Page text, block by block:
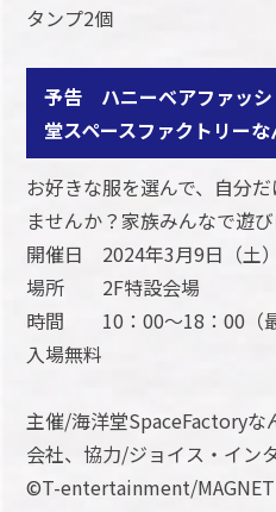
タンプ2個
予告 ハニーベアファッ
堂スペースファクトリーな
お好きな服を選んで、自分
ませんか？家族みんなで遊
開催日 2024年3月9日（土
場所 2F特設会場
時間 10：00～18：00（最
入場無料
主催/海洋堂SpaceFactory
会社、協力/ジョイス・イン
©T-entertainment/MAGNET